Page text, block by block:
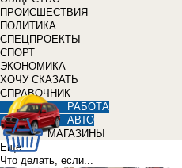
ПРОИСШЕСТВИЯ
ПОЛИТИКА
СПЕЦПРОЕКТЫ
СПОРТ
ЭКОНОМИКА
ХОЧУ СКАЗАТЬ
СПРАВОЧНИК
РАБОТА
АВТО
МАГАЗИНЫ
Еще
Что делать, если...